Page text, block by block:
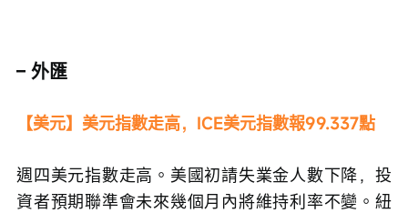
– 外匯
【美元】美元指數走高，ICE美元指數報99.337點
週四美元指數走高。美國初請失業金人數下降，投
資者預期聯準會未來幾個月內將維持利率不變。紐